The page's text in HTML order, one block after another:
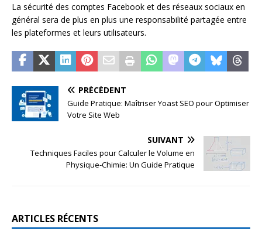
La sécurité des comptes Facebook et des réseaux sociaux en
général sera de plus en plus une responsabilité partagée entre
les plateformes et leurs utilisateurs.
PRÉCÉDENT
Guide Pratique: Maîtriser Yoast SEO pour Optimiser
Votre Site Web
SUIVANT
Techniques Faciles pour Calculer le Volume en
Physique-Chimie: Un Guide Pratique
ARTICLES RÉCENTS